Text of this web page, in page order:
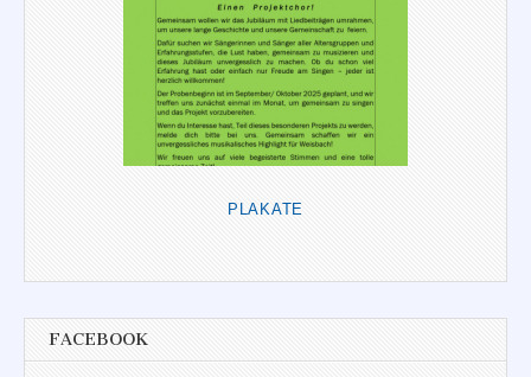
PLAKATE
FACEBOOK